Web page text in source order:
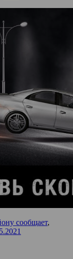
сообщает,